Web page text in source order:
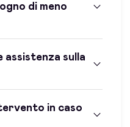
di meno
assistenza sulla
in caso